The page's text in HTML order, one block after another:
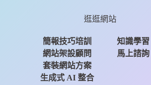
逛逛網站
簡報技巧培訓
網站架設顧問
套裝網站方案
生成式 AI 整合
知識學習
馬上諮詢